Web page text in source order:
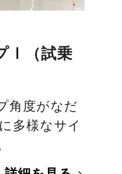
Ⅰ（試乗
角度がなだ
多様なサイ